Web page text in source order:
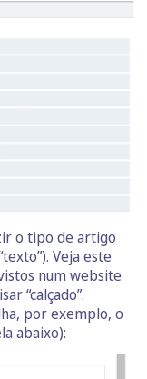
o tipo de artigo
Veja este
num website
“calçado”.
por exemplo, o
abaixo):